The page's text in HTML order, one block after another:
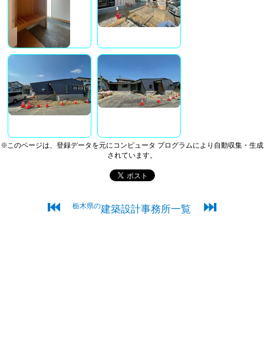
※このページは、登録データを元にコンピュータ プログラムにより自動収集・生成
されています。
⏮ 栃木県の建築設計事務所一覧 ⏭